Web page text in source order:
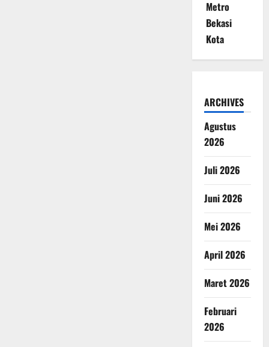
Metro
Bekasi
Kota
ARCHIVES
Agustus
2026
Juli 2026
Juni 2026
Mei 2026
April 2026
Maret 2026
Februari
2026